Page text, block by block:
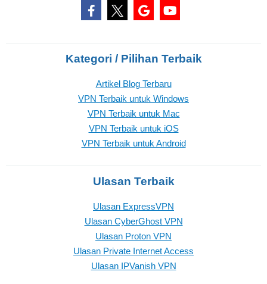
Kategori / Pilihan Terbaik
Artikel Blog Terbaru
VPN Terbaik untuk Windows
VPN Terbaik untuk Mac
VPN Terbaik untuk iOS
VPN Terbaik untuk Android
Ulasan Terbaik
Ulasan ExpressVPN
Ulasan CyberGhost VPN
Ulasan Proton VPN
Ulasan Private Internet Access
Ulasan IPVanish VPN